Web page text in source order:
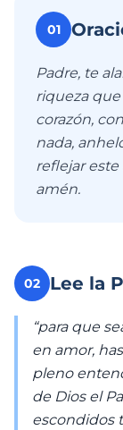
01
Padre, te
riqueza que
corazón,
nada,
reflejar
amén.
02 Lee la
“para que
en amor,
pleno
de Dios el
escondidos